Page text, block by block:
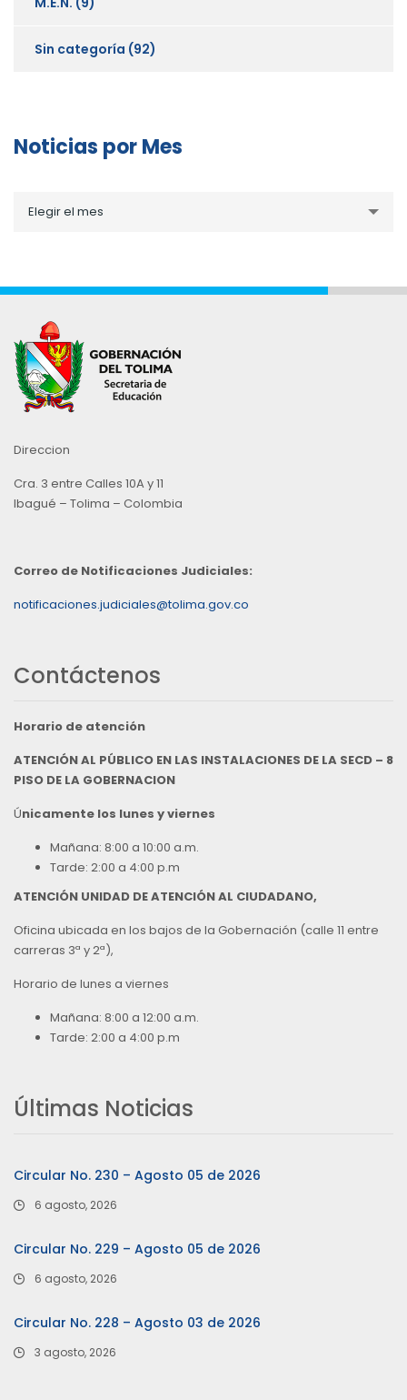
Sin categoría (92)
Noticias por Mes
porElegir el mes
Direccion
Cra. 3 entre Calles 10A y 11
Ibagué – Tolima – Colombia
Correo de Notificaciones Judiciales:
notificaciones.judiciales@tolima.gov.co
Contáctenos
Horario de atención
ATENCIÓN AL PÚBLICO EN LAS INSTALACIONES DE LA SECD – 8
PISO DE LA GOBERNACION
Únicamente los lunes y viernes
Mañana: 8:00 a 10:00 a.m.
Tarde: 2:00 a 4:00 p.m
ATENCIÓN UNIDAD DE ATENCIÓN AL CIUDADANO,
Oficina ubicada en los bajos de la Gobernación (calle 11 entre
carreras 3ª y 2ª),
Horario de lunes a viernes
Mañana: 8:00 a 12:00 a.m.
Tarde: 2:00 a 4:00 p.m
Últimas Noticias
Circular No. 230 – Agosto 05 de 2026
6 agosto, 2026
Circular No. 229 – Agosto 05 de 2026
6 agosto, 2026
Circular No. 228 – Agosto 03 de 2026
3 agosto, 2026